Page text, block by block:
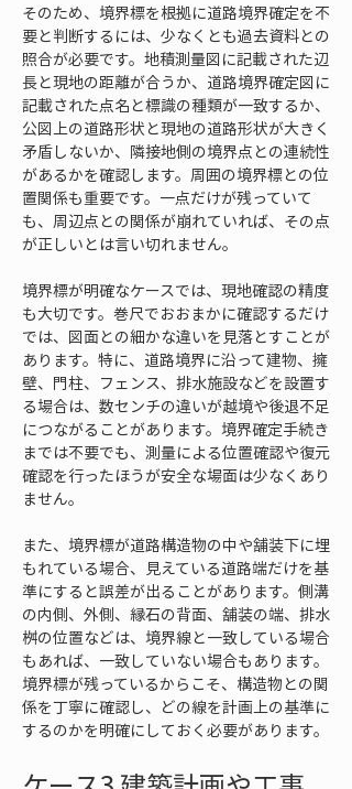
そのため、境界標を根拠に道路境界確定を不
要と判断するには、少なくとも過去資料との
照合が必要です。地積測量図に記載された辺
長と現地の距離が合うか、道路境界確定図に
記載された点名と標識の種類が一致するか、
公図上の道路形状と現地の道路形状が大きく
矛盾しないか、隣接地側の境界点との連続性
があるかを確認します。周囲の境界標との位
置関係も重要です。一点だけが残っていて
も、周辺点との関係が崩れていれば、その点
が正しいとは言い切れません。
境界標が明確なケースでは、現地確認の精度
も大切です。巻尺でおおまかに確認するだけ
では、図面との細かな違いを見落とすことが
あります。特に、道路境界に沿って建物、擁
壁、門柱、フェンス、排水施設などを設置す
る場合は、数センチの違いが越境や後退不足
につながることがあります。境界確定手続き
までは不要でも、測量による位置確認や復元
確認を行ったほうが安全な場面は少なくあり
ません。
また、境界標が道路構造物の中や舗装下に埋
もれている場合、見えている道路端だけを基
準にすると誤差が出ることがあります。側溝
の内側、外側、縁石の背面、舗装の端、排水
桝の位置などは、境界線と一致している場合
もあれば、一致していない場合もあります。
境界標が残っているからこそ、構造物との関
係を丁寧に確認し、どの線を計画上の基準に
するのかを明確にしておく必要があります。